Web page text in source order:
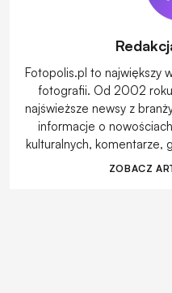
Fotopolis.pl to największy
fotografii. Od 2002
najświeższe newsy z
informacje o
kulturalnych, komentarze,
ZOBACZ